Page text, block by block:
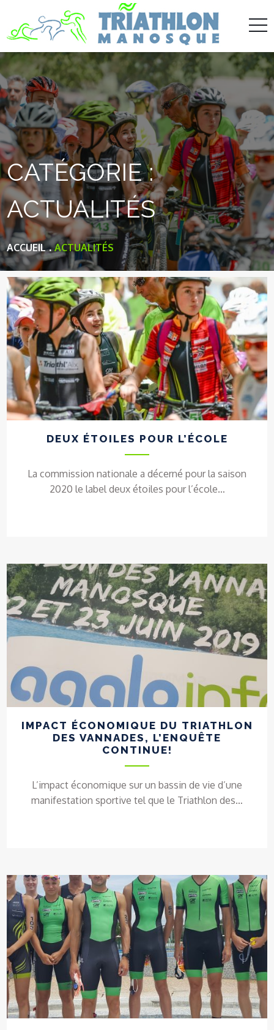
content
CATÉGORIE :
ACTUALITÉS
ACCUEIL ACTUALITÉS
DEUX ÉTOILES POUR L’ÉCOLE
La commission nationale a décerné pour la saison
2020 le label deux étoiles pour l’école…
IMPACT ÉCONOMIQUE DU TRIATHLON
DES VANNADES, L’ENQUÊTE
CONTINUE!
L’impact économique sur un bassin de vie d’une
manifestation sportive tel que le Triathlon des…